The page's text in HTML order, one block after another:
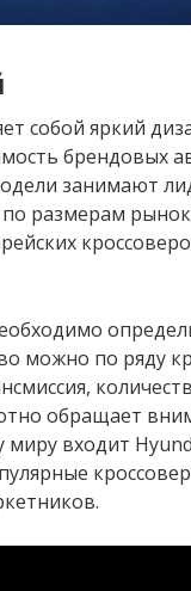
собой яркий
брендовых
занимают
размерам
можно по ряду
обращает
входит